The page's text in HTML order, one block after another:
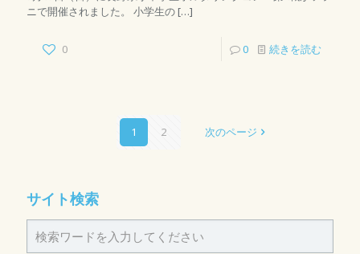
ニで開催されました。 小学生の[…]
0 0 続きを読む
1 2 次のページ
サイト検索